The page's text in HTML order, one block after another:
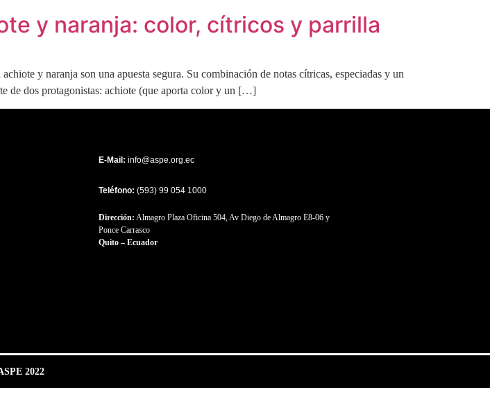
y naranja: color, cítricos y parrilla
y naranja son una apuesta segura. Su combinación de notas cítricas, especiadas y un
de dos protagonistas: achiote (que aporta color y un […]
E-Mail: info@aspe.org.ec
Teléfono: (593) 99 054 1000
Dirección: Almagro Plaza Oficina 504, Av Diego de Almagro E8-06 y
Ponce Carrasco
Quito – Ecuador
2022